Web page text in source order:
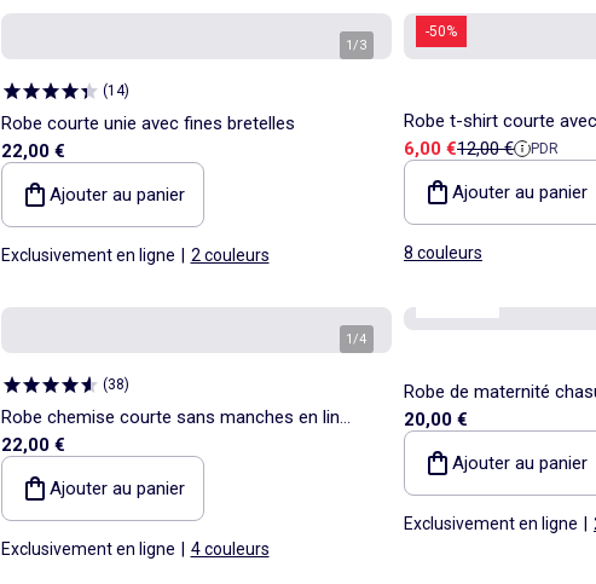
1/3
(14)
Robe courte unie avec fines bretelles
22,00 €
Ajouter au panier
Exclusivement en ligne 2 couleurs
-50%
Robe t-shirt courte
Prix de vente
6,00 €Prix de référence
12,00 € PDR
Ajouter au panier
8 couleurs
1/4
(38)
Robe chemise courte sans manches en lin
mélangé
22,00 €
Ajouter au panier
Exclusivement en ligne 4 couleurs
Robe de maternité
20,00 €
Ajouter au panier
Exclusivement en ligne